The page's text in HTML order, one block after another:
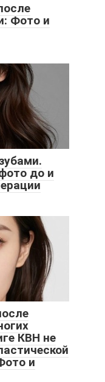
Фото и
до и
КВН не
и